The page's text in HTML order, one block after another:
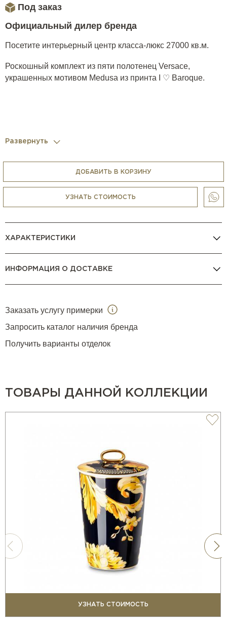
Под заказ
Официальный дилер бренда
Посетите интерьерный центр класса-люкс 27000 кв.м.
Роскошный комплект из пяти полотенец Versace,
украшенных мотивом Medusa из принта I ♡ Baroque.
Развернуть
ДОБАВИТЬ В КОРЗИНУ
УЗНАТЬ СТОИМОСТЬ
ХАРАКТЕРИСТИКИ
ИНФОРМАЦИЯ О ДОСТАВКЕ
Заказать услугу примерки
Запросить каталог наличия бренда
Получить варианты отделок
ТОВАРЫ ДАННОЙ КОЛЛЕКЦИИ
УЗНАТЬ СТОИМОСТЬ